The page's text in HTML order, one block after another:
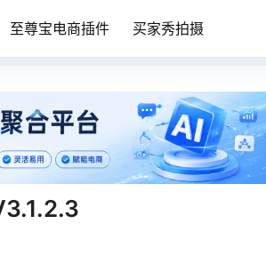
至尊宝电商插件 买家秀拍摄